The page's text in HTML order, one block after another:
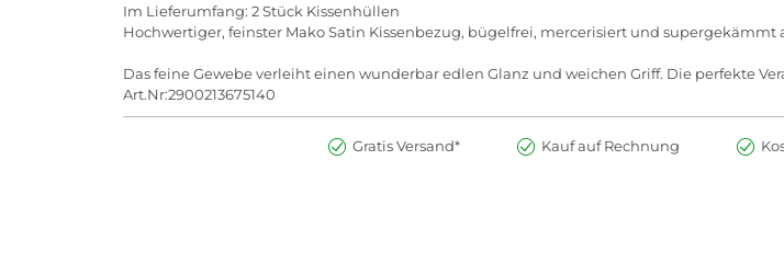
Im Lieferumfang: 2 Stück Kissenhüllen
Hochwertiger, feinster Mako Satin Kissenbezug, bügelfrei, mercerisiert und supergekämmt
Das feine Gewebe verleiht einen wunderbar edlen Glanz und weichen Griff. Die perfekte
Art.Nr:2900213675140
Gratis Versand* Kauf auf Rechnung